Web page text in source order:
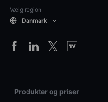
Vælg region
Danmark
Produkter og priser